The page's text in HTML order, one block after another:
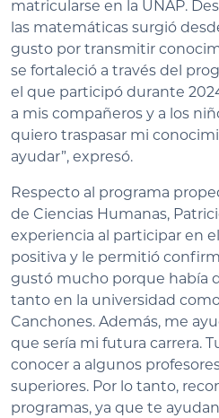
matricularse en la UNAP.
las matemáticas surgió
gusto por transmitir
se fortaleció a través del
el que participó durante
a mis compañeros y a los
quiero traspasar mi
ayudar”, expresó.
Respecto al programa
de Ciencias Humanas,
experiencia al participar en
positiva y le permitió
gustó mucho porque había
tanto en la universidad
Canchones. Además, me
que sería mi futura carrera.
conocer a algunos
superiores. Por lo tanto,
programas, ya que te